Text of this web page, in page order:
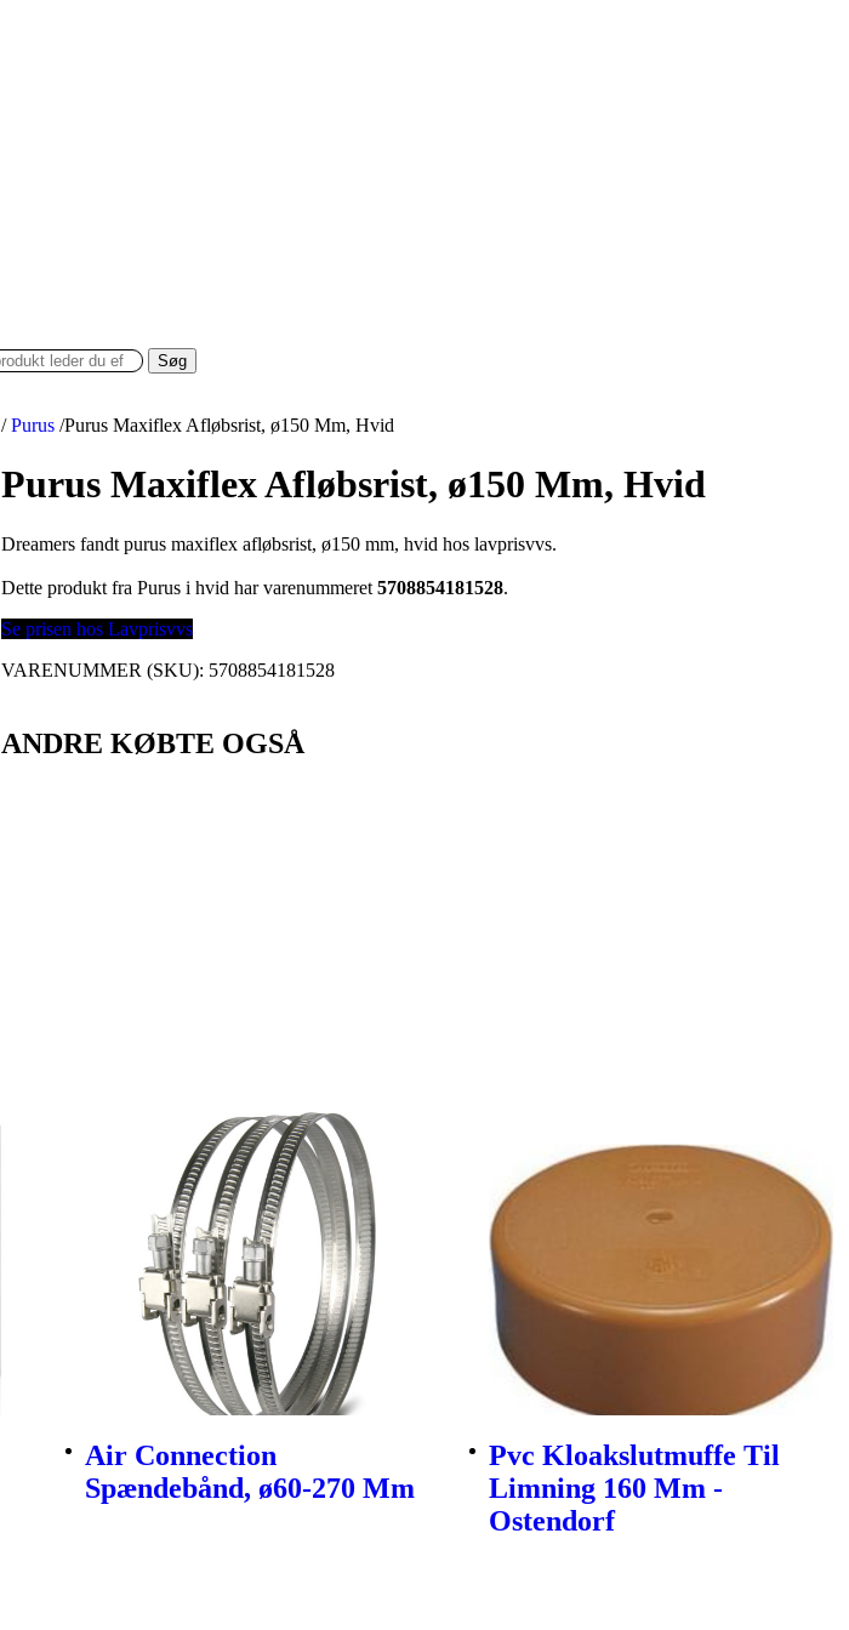
Søg
/ Purus /Purus Maxiflex Afløbsrist, ø150 Mm, Hvid
Purus Maxiflex Afløbsrist, ø150 Mm, Hvid
Dreamers fandt purus maxiflex afløbsrist, ø150 mm, hvid hos lavprisvvs.
Dette produkt fra Purus i hvid har varenummeret5708854181528.
Se prisen hos Lavprisvvs
VARENUMMER (SKU): 5708854181528
ANDRE KØBTE OGSÅ
Air Connection
Spændebånd, ø60-270 Mm
Pvc Kloakslutmuffe Til
Limning 160 Mm -
Ostendorf